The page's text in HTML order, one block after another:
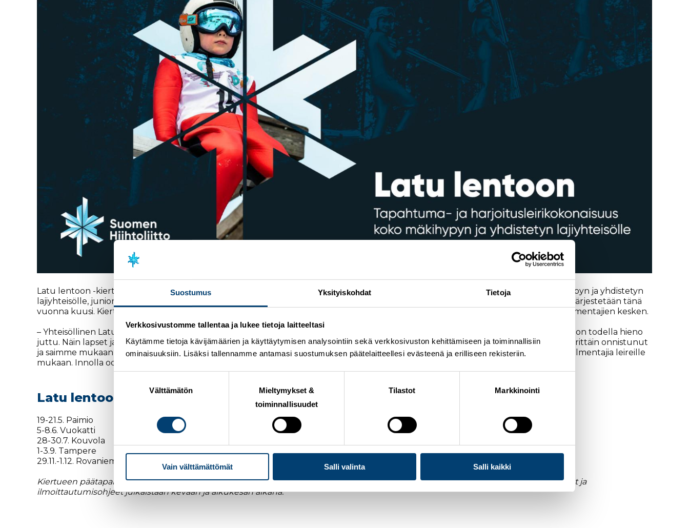
Suostumus Yksityiskohdat Tietoja
Verkkosivustomme tallentaa ja lukee tietoja laitteeltasi
Käytämme tietoja kävijämäärien ja käyttäytymisen analysointiin sekä verkkosivuston kehittämiseen ja toiminnallisiin
ominaisuuksiin. Lisäksi tallennamme antamasi suostumuksen päätelaitteellesi evästeenä ja erilliseen rekisteriin.
Välttämätön
Mieltymykset &
toiminnallisuudet
Tilastot Markkinointi
Vain välttämättömät Salli valinta Salli kaikki
Latu lentoon -kiertue käynnistyy toukokuussa Paimiosta. Kiertue on yhteinen tapahtuma- ja harjoitusleirikokonaisuus koko mäkihypyn ja yhdistetyn
lajiyhteisölle, junioreista maajoukkueurheilijoihin, huoltajista valmentajiin ja taustajoukoista tuomareihin. Latu lentoon -tapahtumia järjestetään tänä
vuonna kuusi. Kiertueen tarkoituksena on harjoitella useilla paikkakunnilla ja vahvistaa yhteistä tekemistä niin urheilijoiden kuin valmentajien kesken.
– Yhteisöllinen Latu lentoon -kiertue jatkuu taas toukokuussa. Tänä vuonna kiertueelle on saatu mukaan uusia paikkakuntia, mikä on todella hieno
juttu. Näin lapset ja nuoret pääsevät hyppäämään erilaisista mäistä ja saavat sitä kautta uusia kokemuksia. Kiertue oli viime vuonna erittäin onnistunut
ja saimme mukaan todella paljon osallistujia. Toivottavasti sama trendi jatkuu myös tulevana kautena ja saadaan myös uusia seuravalmentajia leireille
mukaan. Innolla odotan tulevaa Latu Lentoon -kiertuetta, kertoo lajikoordinaattori
Latu lentoon -kiertue 202
19-21.5. Paimio
5-8.6. Vuokatti
28-30.7. Kouvola
1-3.9. Tampere
29.11.-1.12. Rovaniemi
Kiertueen päätapahtuma järjestetään lokakuussa, paikka ja aika tarkentuu alkukesään mennessä. Tapahtumien tarkemmat ohjelmat ja
ilmoittautumisohjeet julkaistaan kevään ja alkukesän aikana.